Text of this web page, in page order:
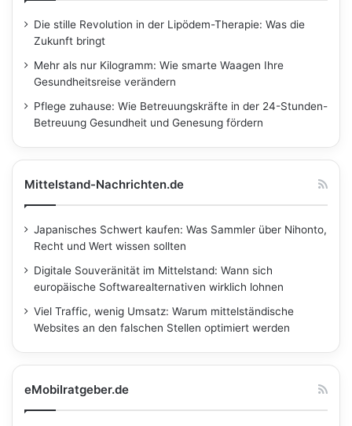
Die stille Revolution in der Lipödem-Therapie: Was die
Zukunft bringt
Mehr als nur Kilogramm: Wie smarte Waagen Ihre
Gesundheitsreise verändern
Pflege zuhause: Wie Betreuungskräfte in der 24-Stunden-
Betreuung Gesundheit und Genesung fördern
Mittelstand-Nachrichten.de
Japanisches Schwert kaufen: Was Sammler über Nihonto,
Recht und Wert wissen sollten
Digitale Souveränität im Mittelstand: Wann sich
europäische Softwarealternativen wirklich lohnen
Viel Traffic, wenig Umsatz: Warum mittelständische
Websites an den falschen Stellen optimiert werden
eMobilratgeber.de